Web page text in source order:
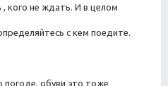
кого не ждать. И в целом
с кем поедите.
погоде, обуви это тоже